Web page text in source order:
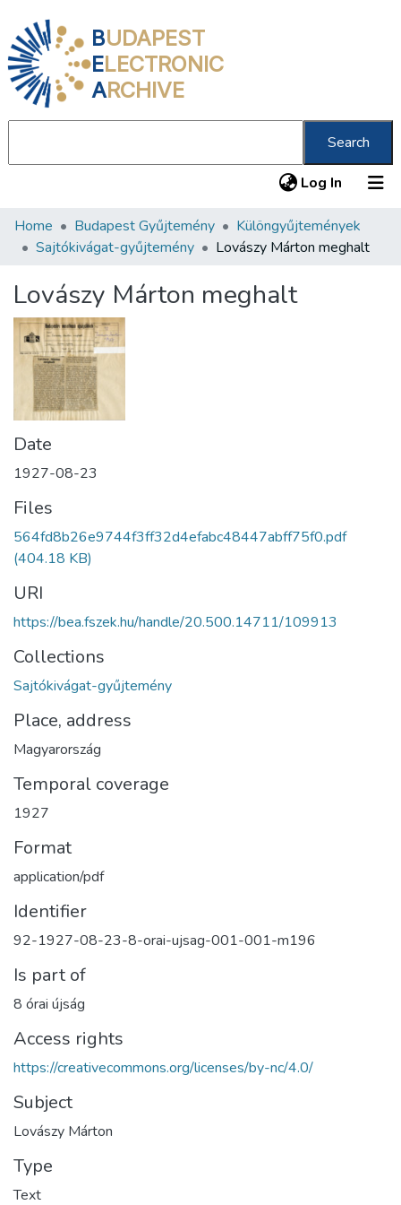
BUDAPEST
ELECTRONIC
ARCHIVE
Search
Log In (current)
Communities & Collections
Statistics
About us
Home Budapest Gyűjtemény
Különgyűjtemények
Sajtókivágat-gyűjtemény
Lovászy Márton meghalt
Lovászy Márton meghalt
Date
1927-08-23
Files
564fd8b26e9744f3ff32d4efabc48447abff75f0.pdf
(404.18 KB)
URI
https://bea.fszek.hu/handle/20.500.14711/109913
Collections
Sajtókivágat-gyűjtemény
Place, address
Magyarország
Temporal coverage
1927
Format
application/pdf
Identifier
92-1927-08-23-8-orai-ujsag-001-001-m196
Is part of
8 órai újság
Access rights
https://creativecommons.org/licenses/by-nc/4.0/
Subject
Lovászy Márton
Type
Text